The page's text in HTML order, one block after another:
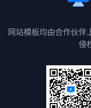
网站模板均由合作伙伴
侵